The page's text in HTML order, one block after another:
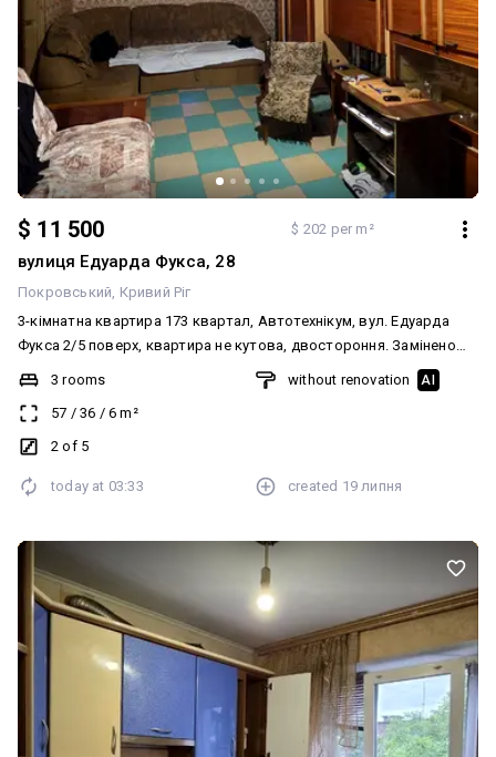
$ 11 500 $ 202 per m²
вулиця Едуарда Фукса, 28
Покровський Кривий Ріг
3-кімнатна квартира 173 квартал, Автотехнікум, вул. Едуарда
Фукса 2/5 поверх, квартира не кутова, двостороння. Замінено
труби на металопластикові, є лічильники. Вхідні металеві двері.
🔥💰 ☎️ 067-251-251-8 Анжеліка
3 rooms
57 / 36 / 6 m²
2 of 5
without renovation AI
today at 03:33 created 19 липня